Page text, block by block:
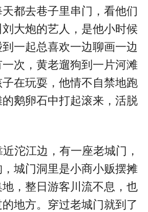
都去巷子里串门，看他们
大炮的艺人，是他小时候
一起总喜欢一边聊画一边
次，黄老遛狗到一片河滩
在玩耍，他情不自禁地跑
鹅卵石中打起滚来，活脱
沱江边，有一座老城门，
城门洞里是小商小贩摆摊
，整日游客川流不息，也
地方。穿过老城门就到了